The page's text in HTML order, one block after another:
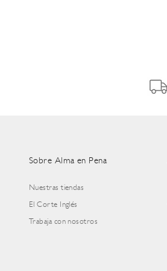
Sobre Alma en Pena
Nuestras tiendas
El Corte Inglés
Trabaja con nosotros